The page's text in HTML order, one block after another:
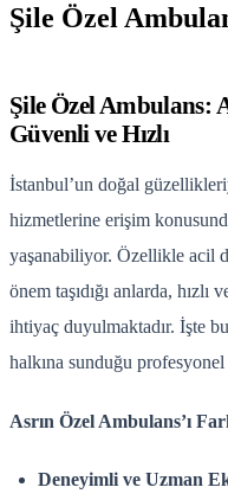
Şile Özel
Şile Özel Ambulans:
Güvenli ve Hızlı
İstanbul’un doğal
hizmetlerine erişim
yaşanabiliyor. Özellikle acil
önem taşıdığı anlarda,
ihtiyaç duyulmaktadır. İşte
halkına sunduğu
Asrın Özel Ambulans’ı
Deneyimli ve Uzman